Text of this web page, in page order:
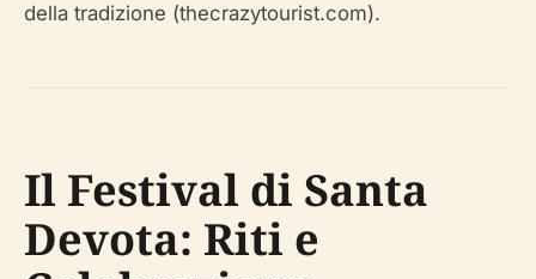
della tradizione (thecrazytourist.com).
Il Festival di Santa
Devota: Riti e